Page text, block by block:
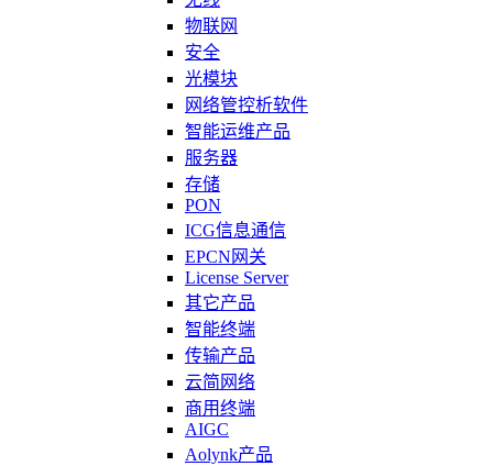
物联网
安全
光模块
网络管控析软件
智能运维产品
服务器
存储
PON
ICG信息通信
EPCN网关
License Server
其它产品
智能终端
传输产品
云简网络
商用终端
AIGC
Aolynk产品